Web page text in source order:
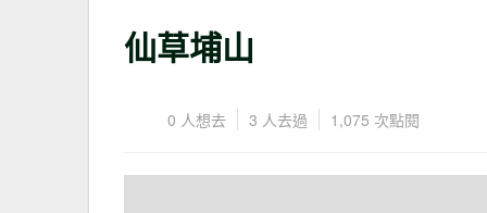
仙草埔山
0 人想去 3 人去過 1,075 次點閱